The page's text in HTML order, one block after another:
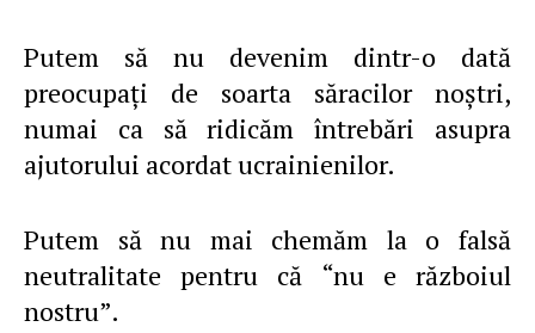
Putem să nu devenim dintr-o dată
preocupaţi de soarta săracilor noştri,
numai ca să ridicăm întrebări asupra
ajutorului acordat ucrainienilor.
Putem să nu mai chemăm la o falsă
neutralitate pentru că “nu e războiul
nostru”.